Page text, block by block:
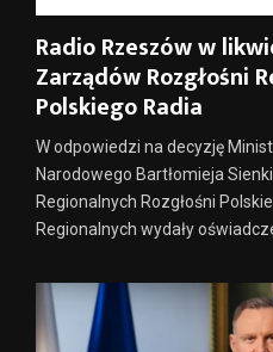
Radio Rzeszów w
Zarządów Rozgłośni
Polskiego Radia
W odpowiedzi na decyzję
Narodowego Bartłomieja
Regionalnych Rozgłośni
Regionalnych wydały